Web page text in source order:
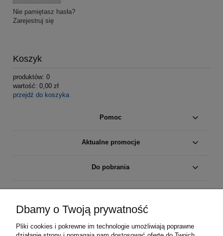
Nie pamiętasz hasła?
Zarejestruj się
Koszyk
produktów: 0
wartość: 0,00 zł
przejdź do koszyka
Pomoc
Aktualne promocje
Do pobrania
Płatności i dostawa
Dbamy o Twoją prywatność
Pliki cookies i pokrewne im technologie umożliwiają poprawne